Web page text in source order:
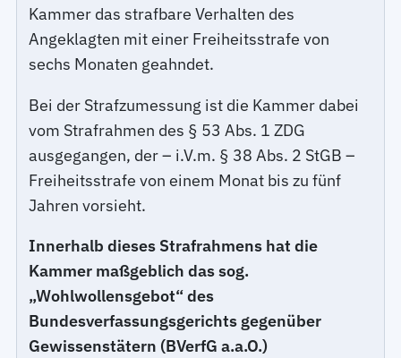
Kammer das strafbare Verhalten des
Angeklagten mit einer Freiheitsstrafe von
sechs Monaten geahndet.
Bei der Strafzumessung ist die Kammer dabei
vom Strafrahmen des § 53 Abs. 1 ZDG
ausgegangen, der – i.V.m. § 38 Abs. 2 StGB –
Freiheitsstrafe von einem Monat bis zu fünf
Jahren vorsieht.
Innerhalb dieses Strafrahmens hat die
Kammer maßgeblich das sog.
„Wohlwollensgebot“ des
Bundesverfassungsgerichts gegenüber
Gewissenstätern (BVerfG a.a.O.)